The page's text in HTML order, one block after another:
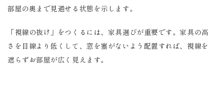
部屋の奥まで見通せる状態を示します。
「視線の抜け」をつくるには、家具選びが重要です。家具の高
さを目線より低くして、窓を塞がないよう配置すれば、視線を
遮らずお部屋が広く見えます。